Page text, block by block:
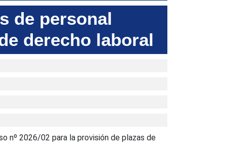
de personal
derecho laboral
nº 2026/02 para la provisión de plazas de